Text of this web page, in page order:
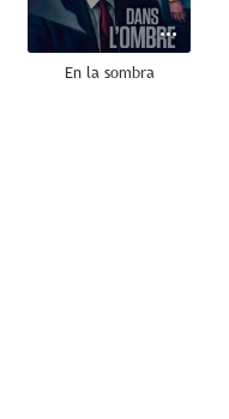
En la sombra